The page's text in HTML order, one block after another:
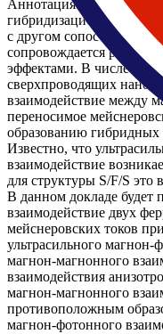
Аннотация: Режим
гибридизацией, когда
с другом сопоставима с
сопровождается
эффектами. В числе
сверхпроводящих
взаимодействие между
переносимое
образованию
Известно, что
взаимодействие
для структуры S/F/S это
В данном докладе будет
взаимодействие двух
мейснеровских токов
ультрасильного магнон-
магнон-магнонного
взаимодействия
магнон-магнонного
противоположным
магнон-фотонного